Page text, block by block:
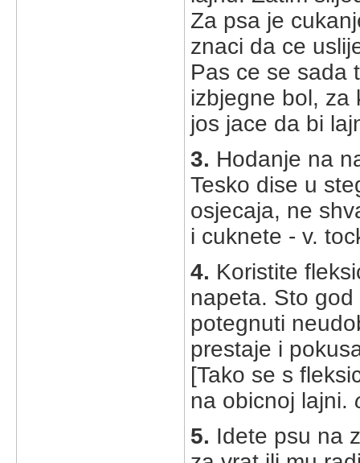
Za psa je
znaci da ce
Pas ce se sada
izbjegne bol, za
jos jace da bi
3. Hodanje na
Tesko dise u
osjecaja, ne
i cuknete - v.
4. Koristite
napeta. Sto
potegnuti
prestaje i
[Tako se s
na obicnoj lajni.
5. Idete psu na